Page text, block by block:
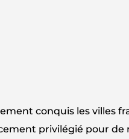
conquis les villes
privilégié pour